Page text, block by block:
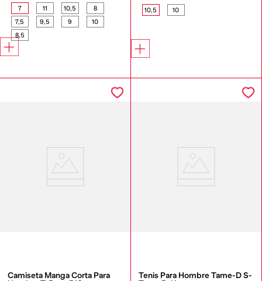
7 11 10,5
8
7,5
9,5 9
10
8,5
10,5 10
Camiseta Manga Corta Para
Tenis Para Hombre Tame-D S-